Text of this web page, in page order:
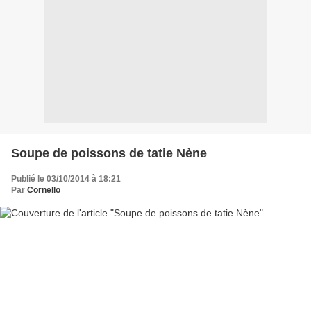
Soupe de poissons de tatie Nène
Publié le 03/10/2014 à 18:21
Par Cornello